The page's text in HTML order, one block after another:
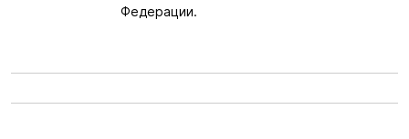
Федерации.